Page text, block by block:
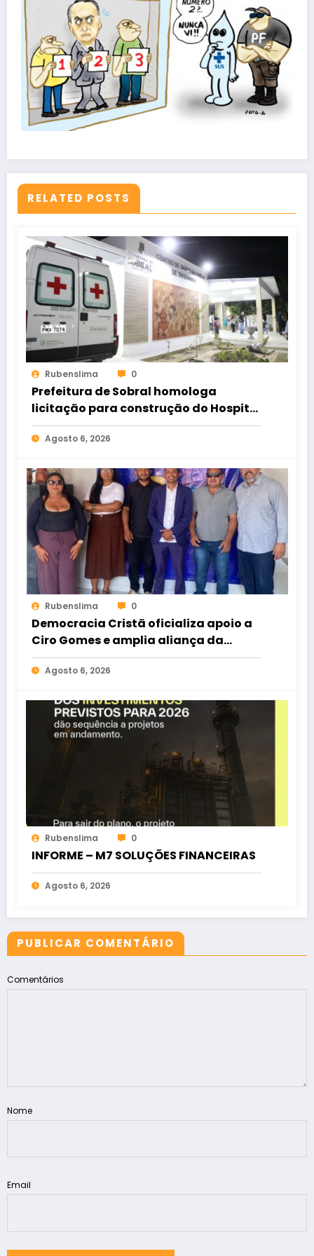
RELATED POSTS
Rubenslima 0
Prefeitura de Sobral homologa
licitação para construção do Hospital
de Taperuaba
Agosto 6, 2026
Rubenslima 0
Democracia Cristã oficializa apoio a
Ciro Gomes e amplia aliança da
oposição no Ceará
Agosto 6, 2026
Rubenslima 0
INFORME – M7 SOLUÇÕES FINANCEIRAS
Agosto 6, 2026
PUBLICAR COMENTÁRIO
Comentários
Nome
Email